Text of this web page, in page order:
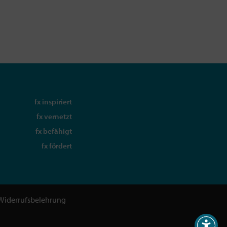
fx inspiriert
fx vernetzt
fx befähigt
fx fördert